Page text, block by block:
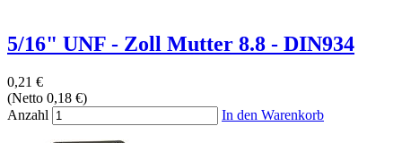
5/16" UNF - Zoll Mutter 8.8 - DIN934
0,21 €
(Netto 0,18 €)
Anzahl
In den Warenkorb